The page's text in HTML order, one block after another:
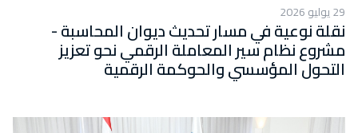
29 يوليو 2026
نقلة نوعية في مسار تحديث ديوان المحاسبة -
مشروع نظام سير المعاملة الرقمي نحو تعزيز
التحول المؤسسي والحوكمة الرقمية